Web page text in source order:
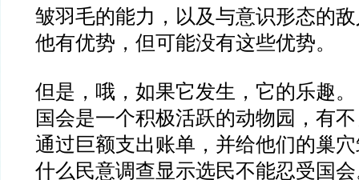
皱羽毛的能力，以及与意识形态的
他有优势，但可能没有这些优势。
但是，哦，如果它发生，它的乐趣。
国会是一个积极活跃的动物园，有
通过巨额支出账单，并给他们的巢
什么民意调查显示选民不能忍受国